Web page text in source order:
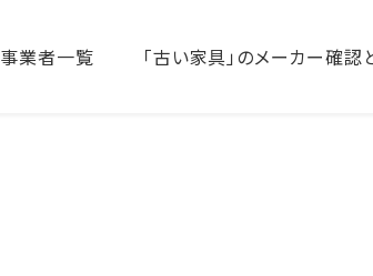
事業者一覧 「古い家具」のメーカー確認